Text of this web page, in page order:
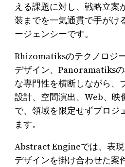
える課題に対し、戦略立案
装までを一気通貫で手がけ
ージェンシーです。
Rhizomatiksのテクノロジ
デザイン、Panoramatiks
な専門性を横断しながら、
設計、空間演出、Web、映
で、領域を限定せずプロジ
ます。
Abstract Engineでは、表現
デザインを掛け合わせた案